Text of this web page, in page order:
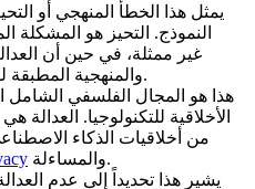
النموذج. التحيز هو المشكلة
والمنهجية المطبقة للتخفيف من حدة هذا التحيز.
الأخلاقية للتكنولوجيا.
من أخلاقيات الذكاء
والمساءلة.